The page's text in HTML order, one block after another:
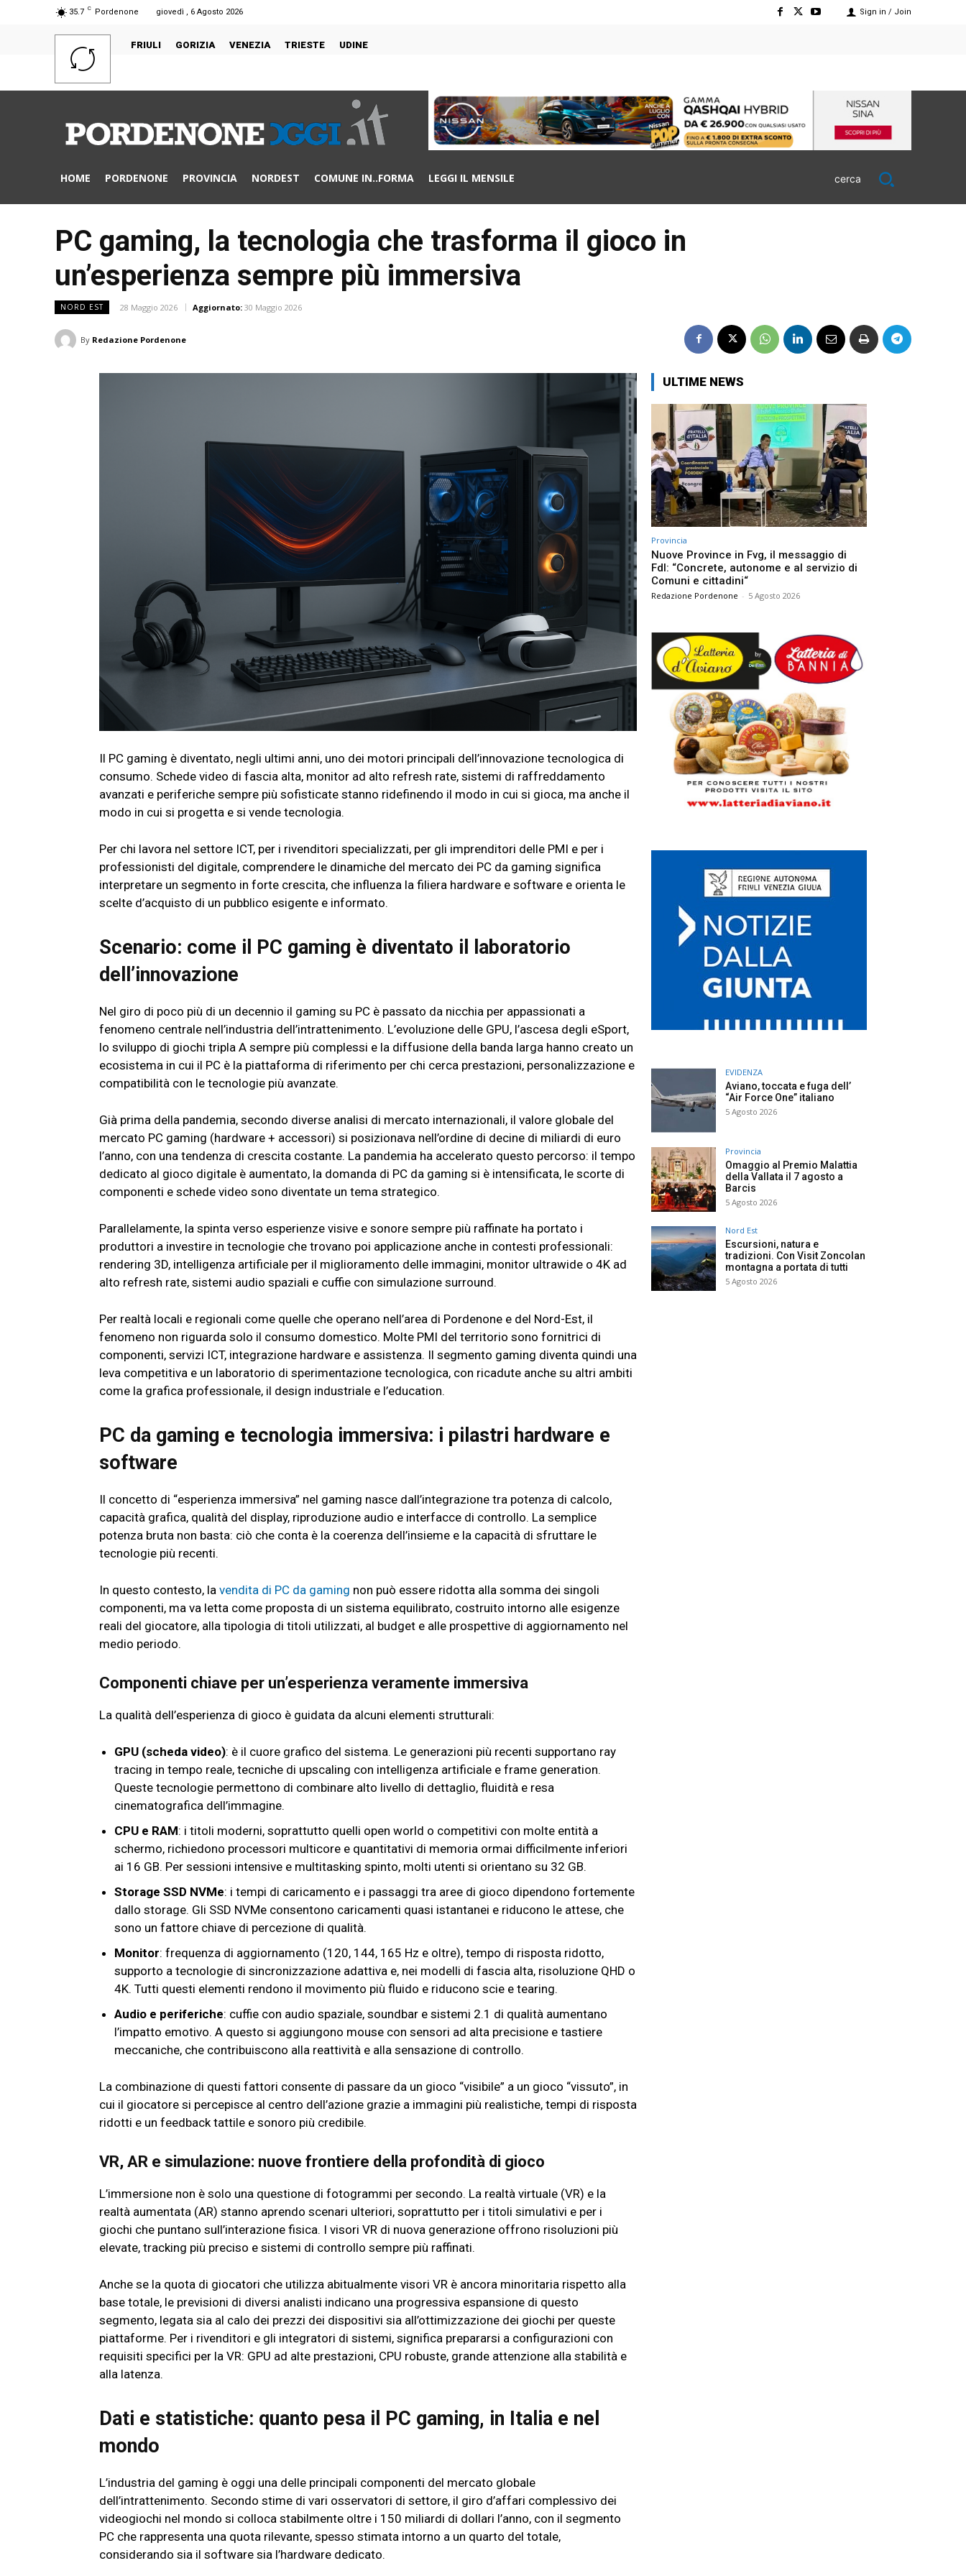
35.7 C Pordenone giovedì , 6 Agosto 2026 Sign in / Join
FRIULI GORIZIA VENEZIA TRIESTE UDINE
HOME PORDENONE PROVINCIA NORDEST COMUNE IN..FORMA LEGGI IL MENSILE cerca
PC gaming, la tecnologia che trasforma il gioco in
un’esperienza sempre più immersiva
NORD EST 28 Maggio 2026 Aggiornato: 30 Maggio 2026
By Redazione Pordenone
Il PC gaming è diventato, negli ultimi anni, uno dei motori principali dell’innovazione tecnologica di
consumo. Schede video di fascia alta, monitor ad alto refresh rate, sistemi di raffreddamento
avanzati e periferiche sempre più sofisticate stanno ridefinendo il modo in cui si gioca, ma anche il
modo in cui si progetta e si vende tecnologia.
Per chi lavora nel settore ICT, per i rivenditori specializzati, per gli imprenditori delle PMI e per i
professionisti del digitale, comprendere le dinamiche del mercato dei PC da gaming significa
interpretare un segmento in forte crescita, che influenza la filiera hardware e software e orienta le
scelte d’acquisto di un pubblico esigente e informato.
Scenario: come il PC gaming è diventato il laboratorio
dell’innovazione
Nel giro di poco più di un decennio il gaming su PC è passato da nicchia per appassionati a
fenomeno centrale nell’industria dell’intrattenimento. L’evoluzione delle GPU, l’ascesa degli eSport,
lo sviluppo di giochi tripla A sempre più complessi e la diffusione della banda larga hanno creato un
ecosistema in cui il PC è la piattaforma di riferimento per chi cerca prestazioni, personalizzazione e
compatibilità con le tecnologie più avanzate.
Già prima della pandemia, secondo diverse analisi di mercato internazionali, il valore globale del
mercato PC gaming (hardware + accessori) si posizionava nell’ordine di decine di miliardi di euro
l’anno, con una tendenza di crescita costante. La pandemia ha accelerato questo percorso: il tempo
dedicato al gioco digitale è aumentato, la domanda di PC da gaming si è intensificata, le scorte di
componenti e schede video sono diventate un tema strategico.
Parallelamente, la spinta verso esperienze visive e sonore sempre più raffinate ha portato i
produttori a investire in tecnologie che trovano poi applicazione anche in contesti professionali:
rendering 3D, intelligenza artificiale per il miglioramento delle immagini, monitor ultrawide o 4K ad
alto refresh rate, sistemi audio spaziali e cuffie con simulazione surround.
Per realtà locali e regionali come quelle che operano nell’area di Pordenone e del Nord-Est, il
fenomeno non riguarda solo il consumo domestico. Molte PMI del territorio sono fornitrici di
componenti, servizi ICT, integrazione hardware e assistenza. Il segmento gaming diventa quindi una
leva competitiva e un laboratorio di sperimentazione tecnologica, con ricadute anche su altri ambiti
come la grafica professionale, il design industriale e l’education.
PC da gaming e tecnologia immersiva: i pilastri hardware e
software
Il concetto di “esperienza immersiva” nel gaming nasce dall’integrazione tra potenza di calcolo,
capacità grafica, qualità del display, riproduzione audio e interfacce di controllo. La semplice
potenza bruta non basta: ciò che conta è la coerenza dell’insieme e la capacità di sfruttare le
tecnologie più recenti.
In questo contesto, la vendita di PC da gaming non può essere ridotta alla somma dei singoli
componenti, ma va letta come proposta di un sistema equilibrato, costruito intorno alle esigenze
reali del giocatore, alla tipologia di titoli utilizzati, al budget e alle prospettive di aggiornamento nel
medio periodo.
Componenti chiave per un’esperienza veramente immersiva
La qualità dell’esperienza di gioco è guidata da alcuni elementi strutturali:
GPU (scheda video): è il cuore grafico del sistema. Le generazioni più recenti supportano ray
tracing in tempo reale, tecniche di upscaling con intelligenza artificiale e frame generation.
Queste tecnologie permettono di combinare alto livello di dettaglio, fluidità e resa
cinematografica dell’immagine.
CPU e RAM: i titoli moderni, soprattutto quelli open world o competitivi con molte entità a
schermo, richiedono processori multicore e quantitativi di memoria ormai difficilmente inferiori
ai 16 GB. Per sessioni intensive e multitasking spinto, molti utenti si orientano su 32 GB.
Storage SSD NVMe: i tempi di caricamento e i passaggi tra aree di gioco dipendono fortemente
dallo storage. Gli SSD NVMe consentono caricamenti quasi istantanei e riducono le attese, che
sono un fattore chiave di percezione di qualità.
Monitor: frequenza di aggiornamento (120, 144, 165 Hz e oltre), tempo di risposta ridotto,
supporto a tecnologie di sincronizzazione adattiva e, nei modelli di fascia alta, risoluzione QHD o
4K. Tutti questi elementi rendono il movimento più fluido e riducono scie e tearing.
Audio e periferiche: cuffie con audio spaziale, soundbar e sistemi 2.1 di qualità aumentano
l’impatto emotivo. A questo si aggiungono mouse con sensori ad alta precisione e tastiere
meccaniche, che contribuiscono alla reattività e alla sensazione di controllo.
La combinazione di questi fattori consente di passare da un gioco “visibile” a un gioco “vissuto”, in
cui il giocatore si percepisce al centro dell’azione grazie a immagini più realistiche, tempi di risposta
ridotti e un feedback tattile e sonoro più credibile.
VR, AR e simulazione: nuove frontiere della profondità di gioco
L’immersione non è solo una questione di fotogrammi per secondo. La realtà virtuale (VR) e la
realtà aumentata (AR) stanno aprendo scenari ulteriori, soprattutto per i titoli simulativi e per i
giochi che puntano sull’interazione fisica. I visori VR di nuova generazione offrono risoluzioni più
elevate, tracking più preciso e sistemi di controllo sempre più raffinati.
Anche se la quota di giocatori che utilizza abitualmente visori VR è ancora minoritaria rispetto alla
base totale, le previsioni di diversi analisti indicano una progressiva espansione di questo
segmento, legata sia al calo dei prezzi dei dispositivi sia all’ottimizzazione dei giochi per queste
piattaforme. Per i rivenditori e gli integratori di sistemi, significa prepararsi a configurazioni con
requisiti specifici per la VR: GPU ad alte prestazioni, CPU robuste, grande attenzione alla stabilità e
alla latenza.
Dati e statistiche: quanto pesa il PC gaming, in Italia e nel
mondo
L’industria del gaming è oggi una delle principali componenti del mercato globale
dell’intrattenimento. Secondo stime di vari osservatori di settore, il giro d’affari complessivo dei
videogiochi nel mondo si colloca stabilmente oltre i 150 miliardi di dollari l’anno, con il segmento
PC che rappresenta una quota rilevante, spesso stimata intorno a un quarto del totale,
considerando sia il software sia l’hardware dedicato.
ULTIME NEWS
Provincia
Nuove Province in Fvg, il messaggio di
FdI: “Concrete, autonome e al servizio di
Comuni e cittadini“
Redazione Pordenone - 5 Agosto 2026
EVIDENZA
Aviano, toccata e fuga dell’
“Air Force One” italiano
5 Agosto 2026
Provincia
Omaggio al Premio Malattia
della Vallata il 7 agosto a
Barcis
5 Agosto 2026
Nord Est
Escursioni, natura e
tradizioni. Con Visit Zoncolan
montagna a portata di tutti
5 Agosto 2026